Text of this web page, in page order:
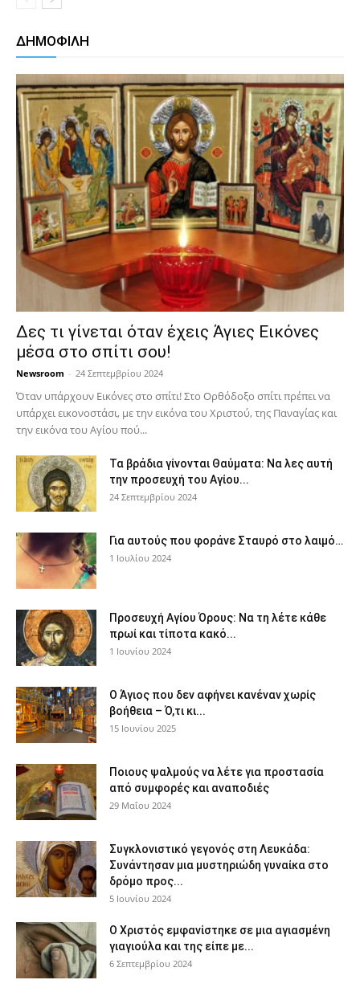
ΔΗΜΟΦΙΛΗ
Δες τι γίνεται όταν έχεις Άγιες Εικόνες
μέσα στο σπίτι σου!
Newsroom - 24 Σεπτεμβρίου 2024
Όταν υπάρχουν Εικόνες στο σπίτι! Στο Ορθόδοξο σπίτι πρέπει να
υπάρχει εικονοστάσι, με την εικόνα του Χριστού, της Παν­αγίας και
την εικόνα του Αγίου πού...
Τα βράδια γίνονται Θαύματα: Να λες αυτή
την προσευχή του Αγίου...
24 Σεπτεμβρίου 2024
Για αυτούς που φοράνε Σταυρό στο λαιμό…
1 Ιουλίου 2024
Προσευχή Αγίου Όρους: Να τη λέτε κάθε
πρωί και τίποτα κακό...
1 Ιουνίου 2024
Ο Άγιος που δεν αφήνει κανέναν χωρίς
βοήθεια – Ό,τι κι...
15 Ιουνίου 2025
Ποιους ψαλμούς να λέτε για προστασία
από συμφορές και αναποδιές
29 Μαΐου 2024
Συγκλονιστικό γεγονός στη Λευκάδα:
Συνάντησαν μια μυστηριώδη γυναίκα στο
δρόμο προς...
5 Ιουνίου 2024
Ο Χριστός εμφανίστηκε σε μια αγιασμένη
γιαγιούλα και της είπε με...
6 Σεπτεμβρίου 2024